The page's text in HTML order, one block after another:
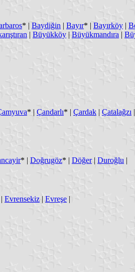
* | Baydiğin | Bayır* | Bayırköy |
| Büyükköy | Büyükmandıra |
* | Çandarlı* | Çardak | Çatalağzı |
* | Doğrugöz* | Döğer| Duroğlu |
Evrensekiz | Evreşe |